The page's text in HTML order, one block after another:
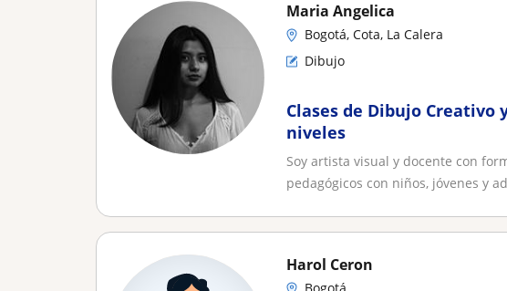
Maria Angelica
Bogotá, Cota, La Calera
Dibujo
Clases de Dibujo Creativo
niveles
Soy artista visual y docente con
pedagógicos con niños, jóvenes y
Harol Ceron